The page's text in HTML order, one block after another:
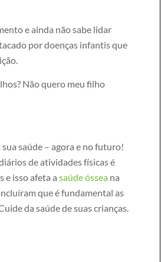
e ainda não sabe lidar
por doenças infantis que
Não quero meu filho
saúde – agora e no futuro!
de atividades físicas é
e isso afeta asaúde óssea na
que é fundamental as
da saúde de suas crianças.